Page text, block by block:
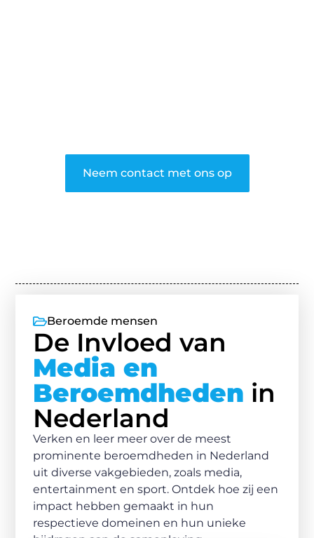
Neem contact met ons op
Beroemde mensen
De Invloed van
Media en
Beroemdheden in
Nederland
Verken en leer meer over de meest
prominente beroemdheden in Nederland
uit diverse vakgebieden, zoals media,
entertainment en sport. Ontdek hoe zij een
impact hebben gemaakt in hun
respectieve domeinen en hun unieke